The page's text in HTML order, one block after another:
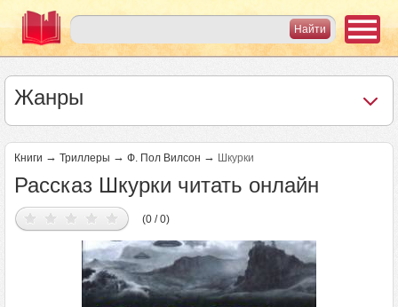
Жанры
Книги → Триллеры → Ф. Пол Вилсон → Шкурки
Рассказ Шкурки читать онлайн
(0 / 0)